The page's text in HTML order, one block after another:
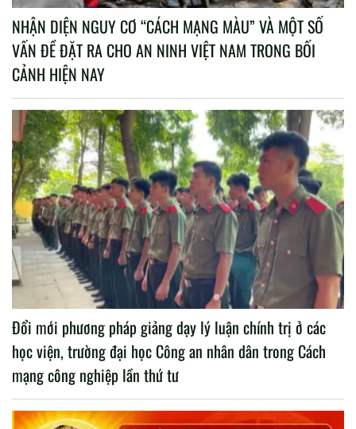
NHẬN DIỆN NGUY CƠ “CÁCH MẠNG MÀU” VÀ MỘT SỐ
VẤN ĐỀ ĐẶT RA CHO AN NINH VIỆT NAM TRONG BỐI
CẢNH HIỆN NAY
Đổi mới phương pháp giảng dạy lý luận chính trị ở các
học viện, trường đại học Công an nhân dân trong Cách
mạng công nghiệp lần thứ tư